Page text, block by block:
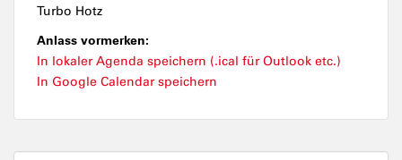
Turbo Hotz
Anlass vormerken:
In lokaler Agenda speichern (.ical für Outlook etc.)
In Google Calendar speichern